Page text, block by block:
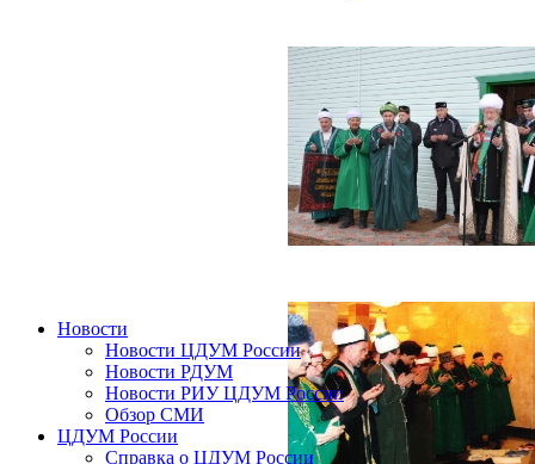
Новости
Новости ЦДУМ России
Новости РДУМ
Новости РИУ ЦДУМ России
Обзор СМИ
ЦДУМ России
Справка о ЦДУМ России